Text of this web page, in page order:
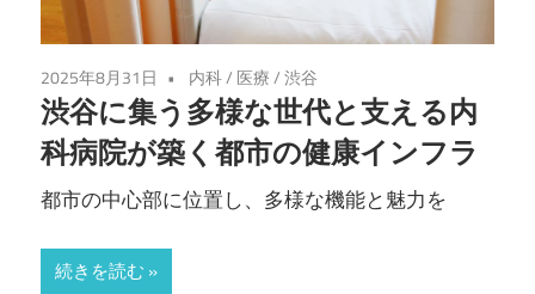
へ
よ
う
こ
そ！
2025年8月31日 内科/ 医療/渋谷
渋谷に集う多様な世代と支える内
科病院が築く都市の健康インフラ
都市の中心部に位置し、多様な機能と魅力を
続きを読む